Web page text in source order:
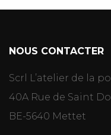
NOUS CONTACTER
Scrl L’atelier de la
40A Rue de Saint
BE-5640 Mettet